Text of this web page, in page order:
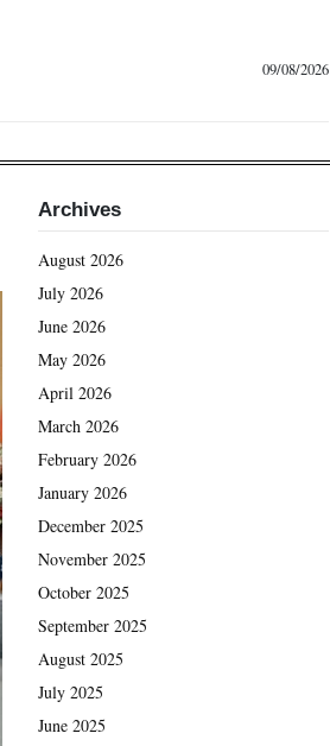
09/08/2026
Archives
August 2026
July 2026
June 2026
May 2026
April 2026
March 2026
February 2026
January 2026
December 2025
November 2025
October 2025
September 2025
August 2025
July 2025
June 2025